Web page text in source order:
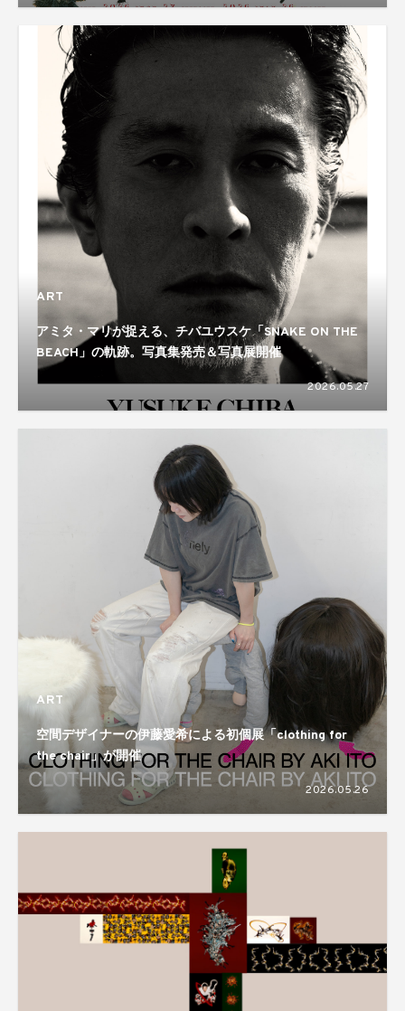
ART
アミタ・マリが捉える、チバユウスケ「SNAKE ON THE
BEACH」の軌跡。写真集発売＆写真展開催
2026.05.27
ART
空間デザイナーの伊藤愛希による初個展「clothing for
the chair」が開催
2026.05.26